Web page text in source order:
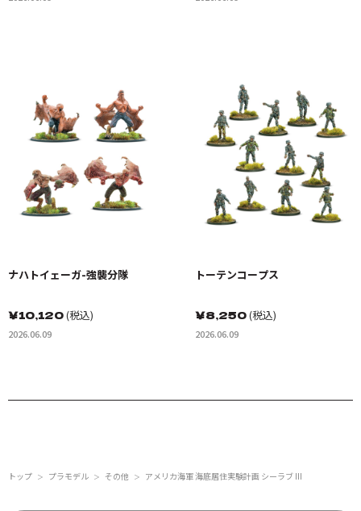
ナハトイェーガ-強襲分隊
￥10,120(税込)
2026.06.09
トーテンコープス
￥8,250(税込)
2026.06.09
トップ ＞ プラモデル ＞ その他 ＞ アメリカ海軍 海底居住実験計画 シーラブ III